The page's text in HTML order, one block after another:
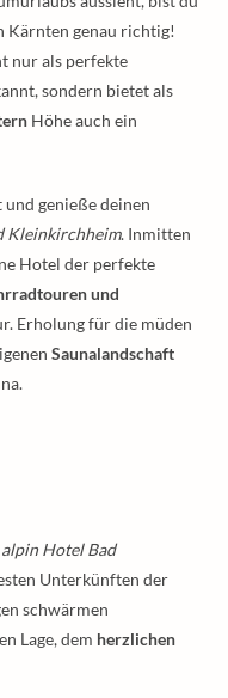
Kärnten genau richtig!
nur als perfekte
sondern bietet als
Höhe auch ein
genieße deinen
Kleinkirchheim. Inmitten
Hotel der perfekte
und
Erholung für die müden
Saunalandschaft
alpin Hotel Bad
Unterkünften der
schwärmen
Lage, dem herzlichen